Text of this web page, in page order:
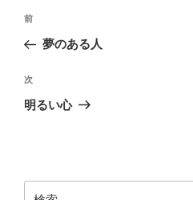
投
ナ
ビ
ゲ
ン
前
の
稿
前
夢のある人
次
の
次
明るい心